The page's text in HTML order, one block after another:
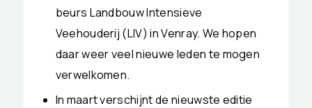
beurs Landbouw Intensieve
Veehouderij (LIV) in Venray. We hopen
daar weer veel nieuwe leden te mogen
verwelkomen.
In maart verschijnt de nieuwste editie